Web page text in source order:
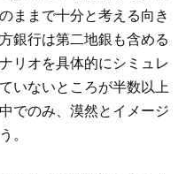
ままで十分と考える向き
銀行は第二地銀も含める
リオを具体的にシミュレ
いないところが半数以上
でのみ、漠然とイメージ
。